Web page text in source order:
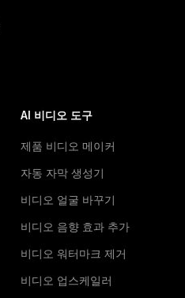
AI 비디오 도구
제품 비디오 메이커
자동 자막 생성기
비디오 얼굴 바꾸기
비디오 음향 효과 추가
비디오 워터마크 제거
비디오 업스케일러